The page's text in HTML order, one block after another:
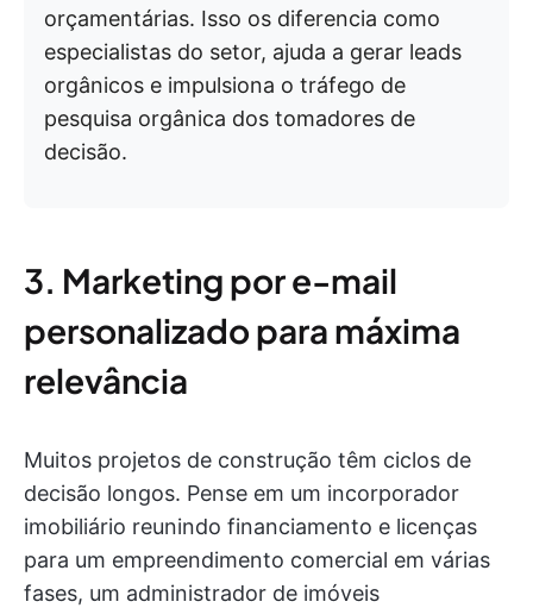
orçamentárias. Isso os diferencia como
especialistas do setor, ajuda a gerar leads
orgânicos e impulsiona o tráfego de
pesquisa orgânica dos tomadores de
decisão.
3. Marketing por e-mail
personalizado para máxima
relevância
Muitos projetos de construção têm ciclos de
decisão longos. Pense em um incorporador
imobiliário reunindo financiamento e licenças
para um empreendimento comercial em várias
fases, um administrador de imóveis